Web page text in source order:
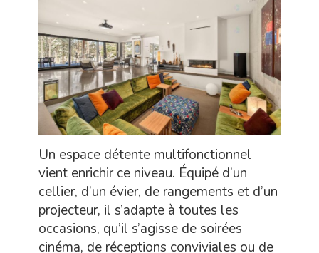
Un espace détente multifonctionnel
vient enrichir ce niveau. Équipé d’un
cellier, d’un évier, de rangements et d’un
projecteur, il s’adapte à toutes les
occasions, qu’il s’agisse de soirées
cinéma, de réceptions conviviales ou de